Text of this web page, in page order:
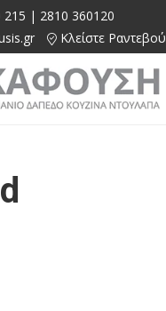
| 2810 360120
Κλείστε Ραντεβού